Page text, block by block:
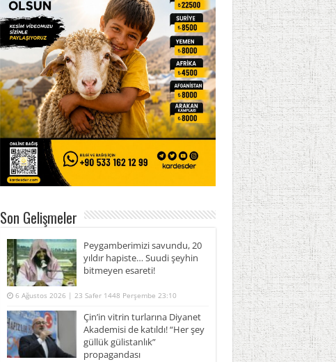
Son Gelişmeler
Peygamberimizi savundu, 20
yıldır hapiste… Suudi şeyhin
bitmeyen esareti!
6 Ağustos 2026 | 23 Safer 1448 Perşembe 23:10
Çin’in vitrin turlarına Diyanet
Akademisi de katıldı! “Her şey
güllük gülistanlık”
propagandası